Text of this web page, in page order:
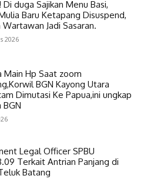
duga Sajikan Menu Basi,
Baru Ketapang Disuspend,
Wartawan Jadi Sasaran.
2026
Main Hp Saat zoom
BGN Kayong Utara
Dimutasi Ke Papua,ini ungkap
BGN
Legal Officer SPBU
Terkait Antrian Panjang di
Batang